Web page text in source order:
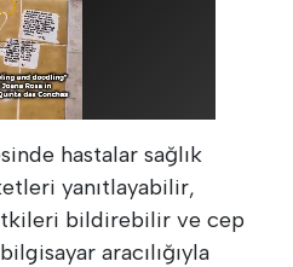
hastalar sağlık
yanıtlayabilir,
bildirebilir ve cep
aracılığıyla